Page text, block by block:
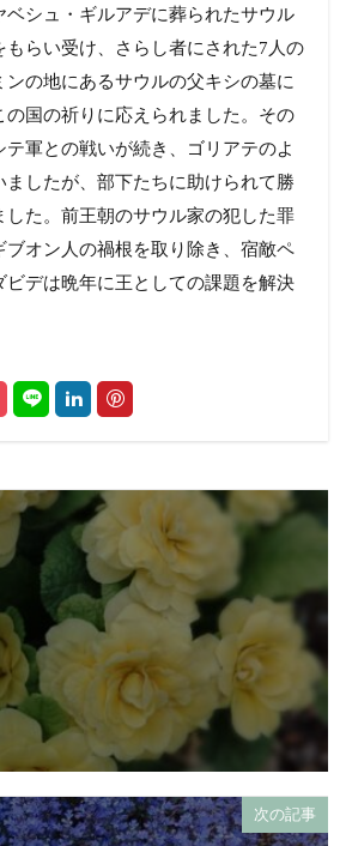
ベシュ・ギルアデに葬られたサウル
もらい受け、さらし者にされた7人の
の地にあるサウルの父キシの墓に
の国の祈りに応えられました。その
軍との戦いが続き、ゴリアテのよ
ましたが、部下たちに助けられて勝
した。前王朝のサウル家の犯した罪
ブオン人の禍根を取り除き、宿敵ペ
ビデは晩年に王としての課題を解決
次の記事